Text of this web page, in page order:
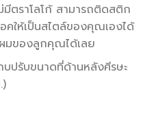
ตราโลโก้ สามารถติดสติก
ให้เป็นสไตล์ของคุณเองได้
มของลูกคุณได้เลย
ปรับขนาดที่ด้านหลังศีรษะ